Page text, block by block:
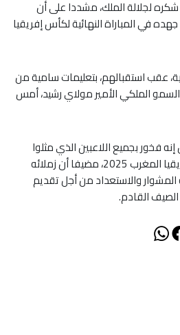
لجلالة الملك، مشددا على أن
في المباراة النهائية لكأس إفريقيا
عقب استقبالهم، بتعليمات سامية من
الملكي الأمير مولاي رشيد، أمس
فخور بجميع اللاعبين الذي مثلوا
الفريق الوطني في كأس إفريقيا المغرب 2025، مضيفا أن زملائه
والاستعداد من أجل تقديم
القادم.